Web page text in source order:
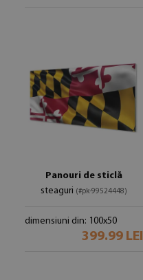
Panouri de sticlă
steaguri (#pk-99524448)
dimensiuni din: 100x50
399.99 LEI